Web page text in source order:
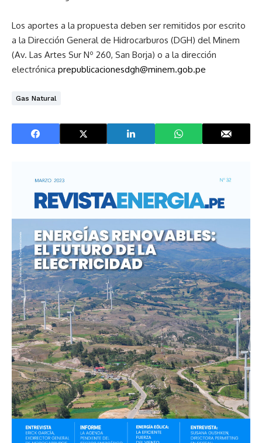
Los aportes a la propuesta deben ser remitidos por escrito
a la Dirección General de Hidrocarburos (DGH) del Minem
(Av. Las Artes Sur Nº 260, San Borja) o a la dirección
electrónica prepublicacionesdgh@minem.gob.pe
Gas Natural